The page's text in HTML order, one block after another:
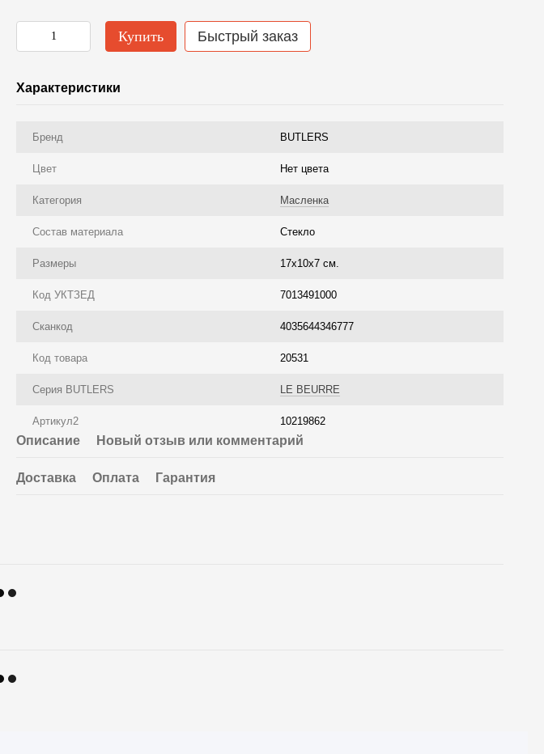
Купить Быстрый заказ
Характеристики
Бренд BUTLERS
Цвет Нет цвета
Категория Масленка
Состав материала Стекло
Размеры 17х10х7 см.
Код УКТЗЕД 7013491000
Сканкод 4035644346777
Код товара 20531
Серия BUTLERS LE BEURRE
Артикул2 10219862
Описание Новый отзыв или комментарий
Доставка Оплата Гарантия